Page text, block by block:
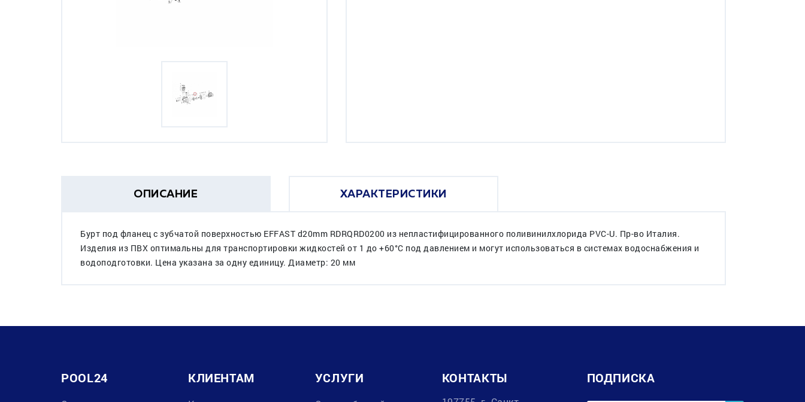
ОПИСАНИЕ ХАРАКТЕРИСТИКИ
Бурт под фланец с зубчатой поверхностью EFFAST d20mm RDRQRD0200 из непластифицированного поливинилхлорида PVC-U. Пр-во Италия.
Изделия из ПВХ оптимальны для транспортировки жидкостей от 1 до +60°C под давлением и могут использоваться в системах водоснабжения и
водоподготовки. Цена указана за одну единицу. Диаметр: 20 мм
POOL24 КЛИЕНТАМ УСЛУГИ КОНТАКТЫ ПОДПИСКА